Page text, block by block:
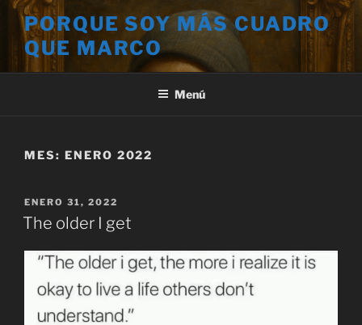
Saltar
contenido
PORQUE SOY MÁS CUADRO
QUE MARCO
Menú
MES: ENERO 2022
PUBLICADO
EL
ENERO 31, 2022
The older I get